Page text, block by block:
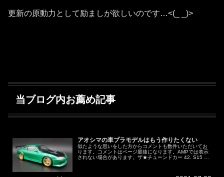
更新の原動力として励ましが欲しいのです…<(_ _)>
当ブログ内お薦め記事
アオシマの車プラモデルはもう作りたくない
似たような思いをした方からコメントも数件いただいてお
ります。コメントはページ最後になります。AMPでは表示
されない場合があります。ザ★チューンドカー 42. S15 シ